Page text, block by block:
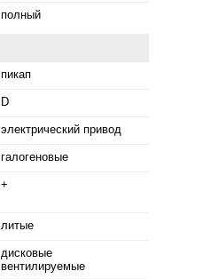
полный
пикап
D
электрический привод
галогеновые
+
литые
дисковые
вентилируемые